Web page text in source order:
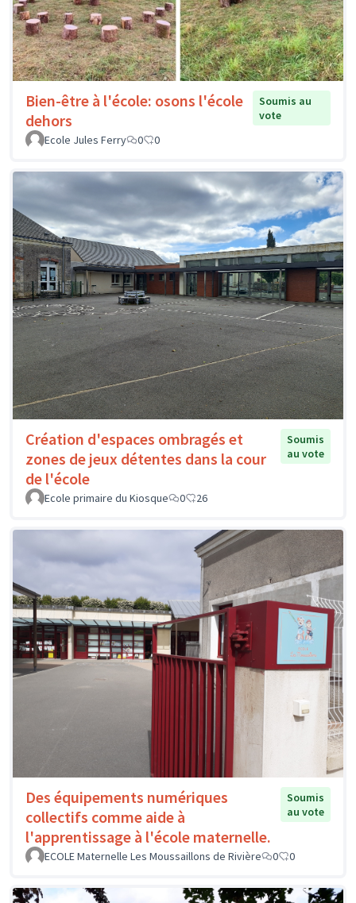
Bien-être à l'école: osons l'école
dehors
Soumis au
vote
Ecole Jules Ferry
0 0
Création d'espaces ombragés et
zones de jeux détentes dans la cour
de l'école
Soumis
au vote
Ecole primaire du Kiosque 0 26
Des équipements numériques
collectifs comme aide à
l'apprentissage à l'école maternelle.
Soumis
au vote
ECOLE Maternelle Les Moussaillons de Rivière 0 0